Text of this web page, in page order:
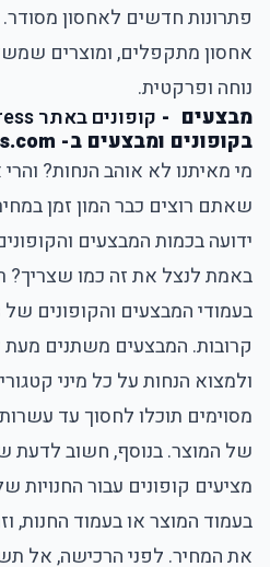
פתרונות חדשים לאחסון מסודר.
אחסון מתקפלים, ומוצרים
נוחה ופרקטית.
מבצעים - קופונים באתר Aliexpress
בקופונים ומבצעים ב- Aliexpress.com?
מי מאיתנו לא אוהב הנחות?
שאתם רוצים כבר המון זמן
ידועה בכמות המבצעים
באמת לנצל את זה כמו שצריך?
בעמודי המבצעים והקופונים של
קרובות. המבצעים משתנים מעת
ולמצוא הנחות על כל מיני
מסוימים תוכלו לחסוך עד
של המוצר. בנוסף, חשוב לדעת
מציעים קופונים עבור החנויות
בעמוד המוצר או בעמוד החנות,
את המחיר. לפני הרכישה, אל